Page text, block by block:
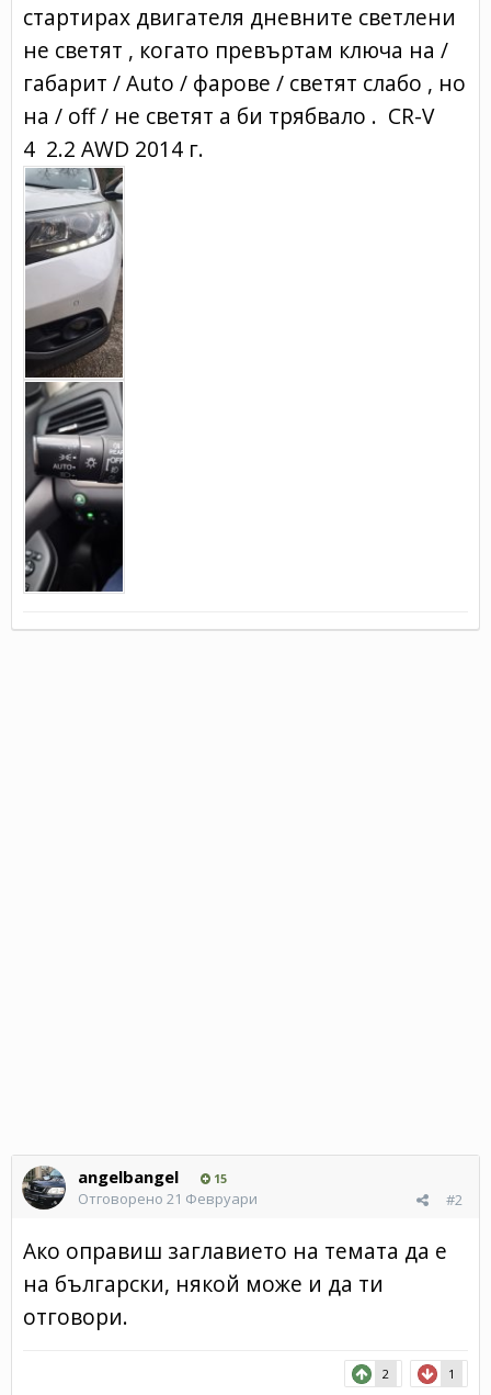
стартирах двигателя дневните светлени
не светят , когато превъртам ключа на /
габарит / Auto / фарове / светят слабо , но
на / off / не светят а би трябвало . CR-V
4 2.2 AWD 2014 г.
angelbangel 15
#2
Отговорено 21 Февруари
Ако оправиш заглавието на темата да е
на български, някой може и да ти
отговори.
2 1